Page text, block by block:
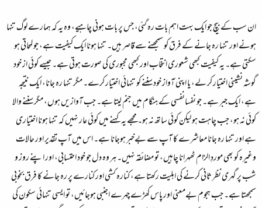
ان سب کے بیچ جو ایک بہت اہم بات رہ گئی، جس پر بات ہونی چاہیے، وہ یہ کہ ہمارے لوگ تنہا
ہونے اور تنہا رہ جانے کے فرق کو سمجھنے سے قاصر ہیں۔ تنہا ہونا ایک کیفیت ہے، جو لمحاتی ہو
سکتی ہے۔ یہ کیفیت کبھی شعوری انتخاب اور کبھی مجبوری کی صورت ہوتی ہے۔ جیسے کوئی از خود
گوشہ نشینی اختیار کر لے، یا اپنی آواز خود سننے کو تنہائی اختیار کرے۔ مگر تنہا رہ جانا، ایک نتیجہ
ہے، ایک جبر ہے۔ جو نفسانفسی کے ہنگام میں جنم لیتا ہے۔ جب آوازیں ہوں، مگر سننے والا
کوئی نہ ہو، جب چاہت ہو لیکن کوئی ساتھ نہ ہو۔ مجھے یہ کہنے میں کوئی عار نہیں کہ تنہا ہونا اختیاری
ہے اور تنہا رہ جانا معاشرے کا آپ سے بےخبر ہوجانا ہے۔ اس میں آپ تقدیر اور حالات
وغیرہ کو بھی موردِ الزام ٹھہرانا چاہیں، تو مضائقہ نہیں۔ ہر وہ دل جو خود احتسابی، اور اپنے روز و
شب پر گہری نظر ثانی کرنے کی اہلیت رکھتا ہے، کنارہ کشی اور کنارے پر رہ جانے کا فرق بخوبی
سمجھتا ہے۔ جب ہجوم بےمعنی اور پاس کھڑے چہرے اجنبی ہوجائیں، تو ایسی تنہائی سکون کی